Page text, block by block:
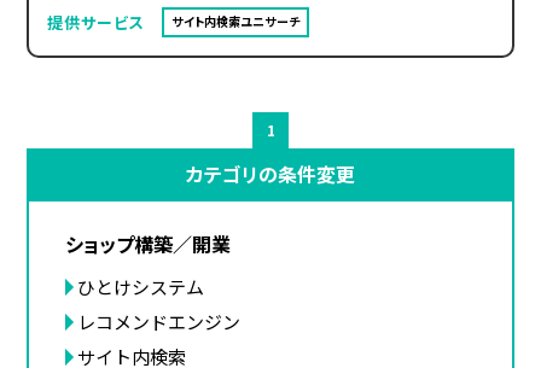
提供サービス サイト内検索ユニサーチ
1
カテゴリの条件変更
ショップ構築／開業
ひとけシステム
レコメンドエンジン
サイト内検索